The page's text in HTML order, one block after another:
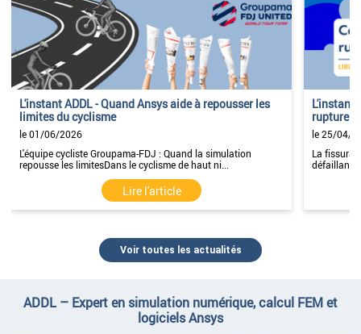
L'instant ADDL - Quand Ansys aide à repousser les
limites du cyclisme
le 01/06/2026
L'équipe cycliste Groupama-FDJ : Quand la simulation
repousse les limitesDans le cyclisme de haut ni...
Lire l'article
L'instant
rupture
le 25/04/
La
Voir toutes les actualités
ADDL – Expert en simulation numérique, calcul FEM et
logiciels Ansys